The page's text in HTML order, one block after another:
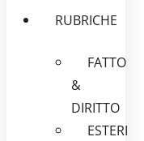
RUBRICHE
FATTO
&
DIRITTO
ESTERI